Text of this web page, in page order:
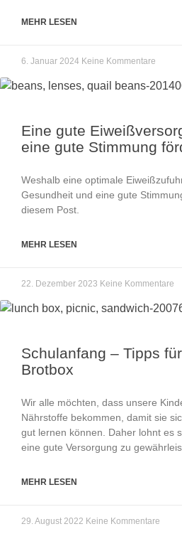
MEHR LESEN
6. Januar 2024 Keine Kommentare
Eine gute
eine gute Stimmung
Weshalb eine optimale
Gesundheit und eine gute
diesem Post.
MEHR LESEN
22. Dezember 2023 Keine Kommentare
Schulanfang – Tipps
Brotbox
Wir alle möchten, dass unsere
Nährstoffe bekommen, damit sie
gut lernen können. Daher lohnt es
eine gute Versorgung zu
MEHR LESEN
29. August 2022 Keine Kommentare